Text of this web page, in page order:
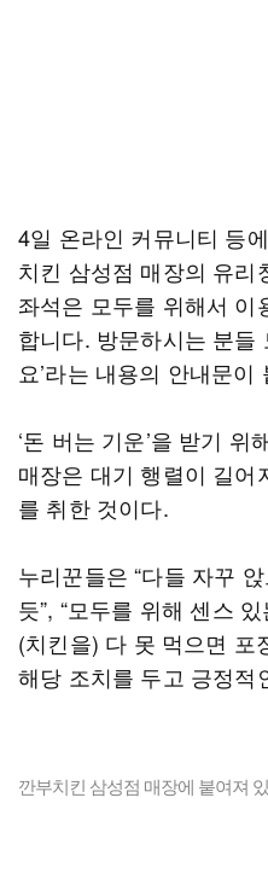
4일 온라인 커뮤니티 등
치킨 삼성점 매장의 유리
좌석은 모두를 위해서
합니다. 방문하시는 분들
요’라는 내용의 안내문이
‘돈 버는 기운’을 받기
매장은 대기 행렬이 길어
를 취한 것이다.
누리꾼들은 “다들 자꾸
듯”, “모두를 위해 센스
(치킨을) 다 못 먹으면 포
해당 조치를 두고 긍정적
깐부치킨 삼성점 매장에 붙여져